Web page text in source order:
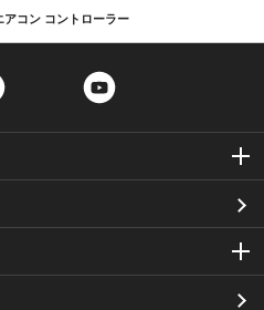
コン コントローラー
Twitter